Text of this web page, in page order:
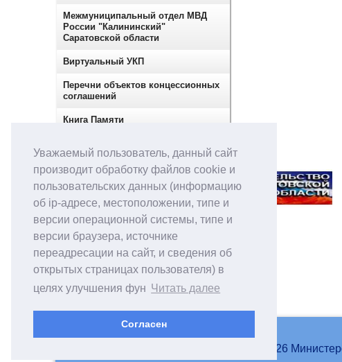
Уважаемый пользователь, данный сайт
производит обработку файлов cookie и
пользовательских данных (информацию
об ip-адресе, местоположении, типе и
версии операционной системы, типе и
версии браузера, источнике
переадресации на сайт, и сведения об
открытых страницах пользователя) в
целях улучшения фун Читать далее
Согласен
Межмуниципальный отдел МВД
России "Калининский"
Саратовской области
Виртуальный УКП
Перечни объектов концессионных
соглашений
Книга Памяти
закупок
© 2007-2026